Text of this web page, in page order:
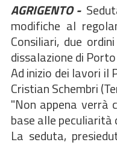
AGRIGENTO -
modifiche al
Consiliari, due
dissalazione di
Ad inizio dei lavori il
Cristian Schembri
"Non appena verrà
base alle peculiarità
La seduta,